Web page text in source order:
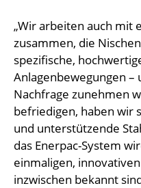
„Wir arbeiten auch mit
zusammen, die
spezifische,
Anlagenbewegungen –
Nachfrage zunehmen
befriedigen, haben wir
und unterstützende
das Enerpac-System
einmaligen,
inzwischen bekannt